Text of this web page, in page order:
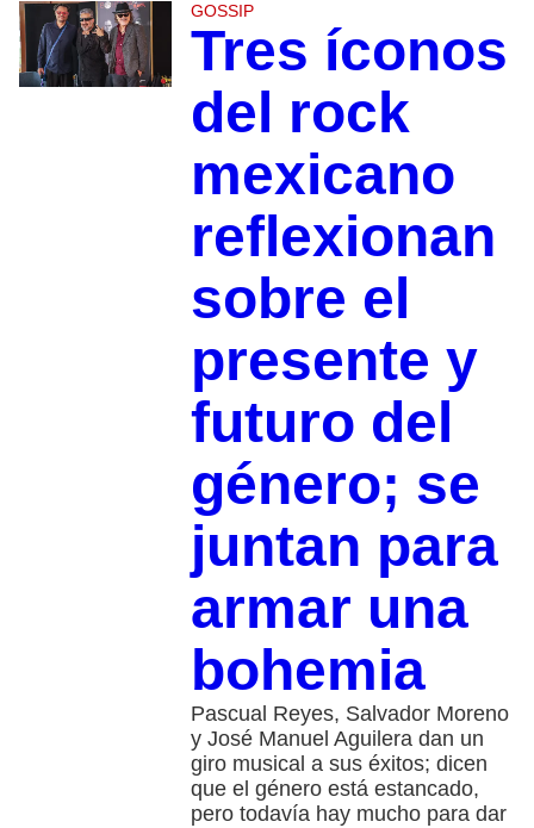
GOSSIP
Tres íconos
del rock
mexicano
reflexionan
sobre el
presente y
futuro del
género; se
juntan para
armar una
bohemia
Pascual Reyes, Salvador Moreno
y José Manuel Aguilera dan un
giro musical a sus éxitos; dicen
que el género está estancado,
pero todavía hay mucho para dar